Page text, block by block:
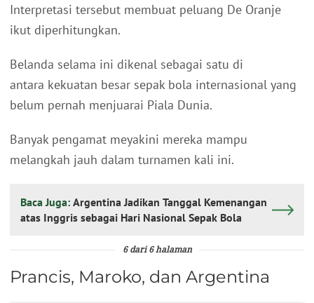
Interpretasi tersebut membuat peluang De Oranje
ikut diperhitungkan.
Belanda selama ini dikenal sebagai satu di
antara kekuatan besar sepak bola internasional yang
belum pernah menjuarai Piala Dunia.
Banyak pengamat meyakini mereka mampu
melangkah jauh dalam turnamen kali ini.
Baca Juga: Argentina Jadikan Tanggal Kemenangan
atas Inggris sebagai Hari Nasional Sepak Bola
6 dari 6 halaman
Prancis, Maroko, dan Argentina